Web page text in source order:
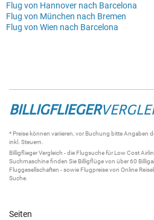
Flug von Hannover nach Barcelona
Flug von München nach Bremen
Flug von Wien nach Barcelona
BILLIGFLIEGER
* Preise können variieren, vor Buchung bitte Angaben
inkl. Steuern.
BilligfliegerVergleich - die Flugsuchefür Low Cost
Suchmaschinefinden Sie Billigflügevon über 60
Fluggesellschaften - sowie Flugpreise von Online
Suche
Seiten